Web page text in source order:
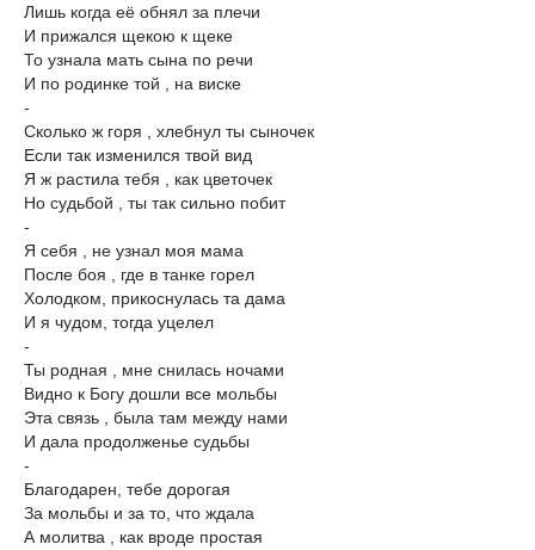
Лишь когда её обнял за плечи
И прижался щекою к щеке
То узнала мать сына по речи
И по родинке той , на виске
-
Сколько ж горя , хлебнул ты сыночек
Если так изменился твой вид
Я ж растила тебя , как цветочек
Но судьбой , ты так сильно побит
-
Я себя , не узнал моя мама
После боя , где в танке горел
Холодком, прикоснулась та дама
И я чудом, тогда уцелел
-
Ты родная , мне снилась ночами
Видно к Богу дошли все мольбы
Эта связь , была там между нами
И дала продолженье судьбы
-
Благодарен, тебе дорогая
За мольбы и за то, что ждала
А молитва , как вроде простая